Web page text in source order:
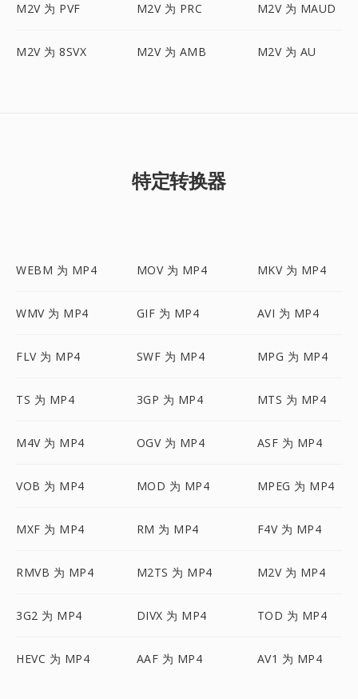
M2V 为 PVF M2V 为 PRC M2V 为 MAUD
M2V 为 8SVX M2V 为 AMB M2V 为 AU
特定转换器
WEBM 为 MP4 MOV 为 MP4 MKV 为 MP4
WMV 为 MP4 GIF 为 MP4 AVI 为 MP4
FLV 为 MP4 SWF 为 MP4 MPG 为 MP4
TS 为 MP4 3GP 为 MP4 MTS 为 MP4
M4V 为 MP4 OGV 为 MP4 ASF 为 MP4
VOB 为 MP4 MOD 为 MP4 MPEG 为 MP4
MXF 为 MP4 RM 为 MP4 F4V 为 MP4
RMVB 为 MP4 M2TS 为 MP4 M2V 为 MP4
3G2 为 MP4 DIVX 为 MP4 TOD 为 MP4
HEVC 为 MP4 AAF 为 MP4 AV1 为 MP4